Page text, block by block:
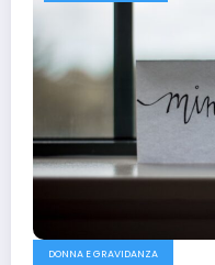
DONNA E GRAVIDANZA